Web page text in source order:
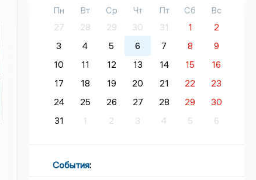
Пн Вт Ср Чт Пт Сб
Вс
27
28 29 30 31 1
2
3
4 5 6 7 8
9
10
11 12 13 14 15
16
17
18 19 20 21 22
23
24
25 26 27 28 29
30
31
1 2 3 4 5 6
События: